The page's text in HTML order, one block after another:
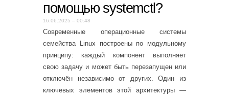
помощью systemctl?
16.06.2025 – 00:48
Современные операционные системы
семейства Linux построены по модульному
принципу: каждый компонент выполняет
свою задачу и может быть перезапущен или
отключён независимо от других. Один из
ключевых элементов этой архитектуры —